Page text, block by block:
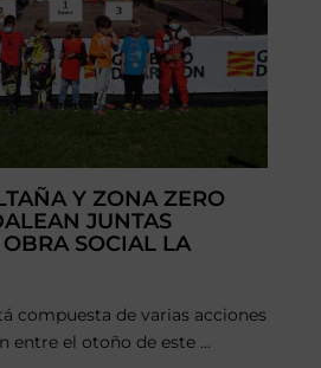
Y ZONA ZERO
JUNTAS
SOCIAL LA
compuesta de varias acciones
entre el otoño de este ...